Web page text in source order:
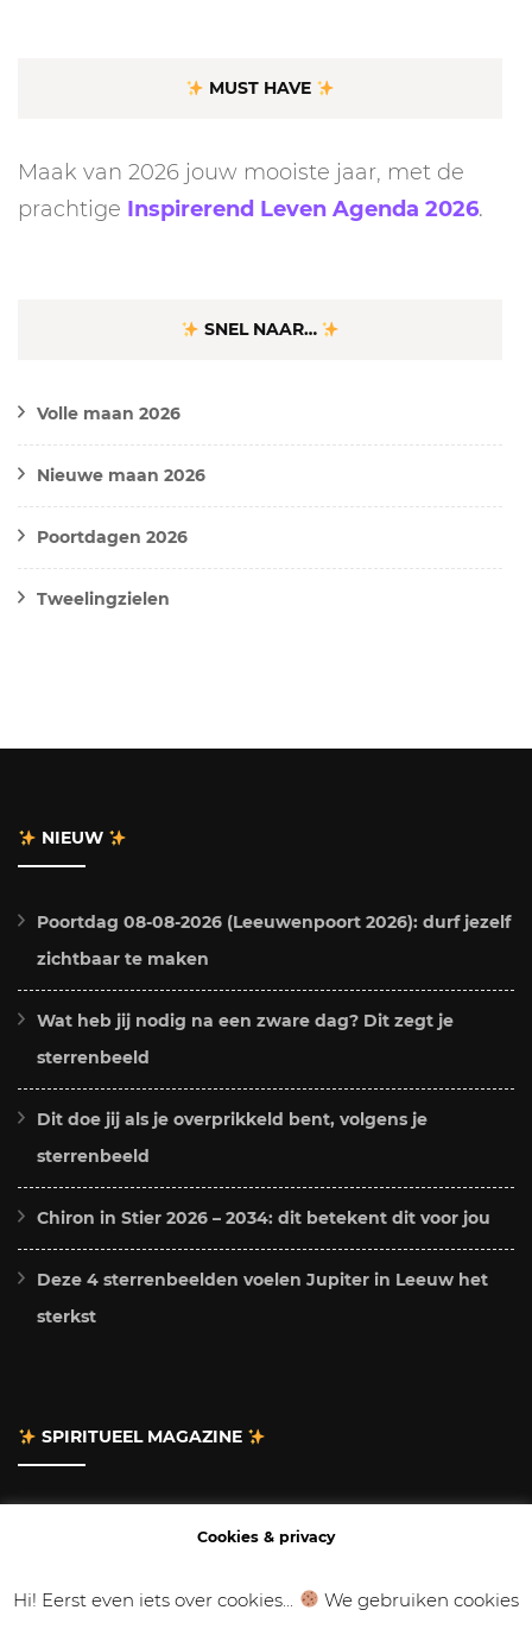
MUST HAVE
Maak van 2026 jouw mooiste jaar, met de
prachtige Inspirerend Leven Agenda 2026.
SNEL NAAR…
Volle maan 2026
Nieuwe maan 2026
Poortdagen 2026
Tweelingzielen
NIEUW
Poortdag 08-08-2026 (Leeuwenpoort 2026): durf jezelf
zichtbaar te maken
Wat heb jij nodig na een zware dag? Dit zegt je
sterrenbeeld
Dit doe jij als je overprikkeld bent, volgens je
sterrenbeeld
Chiron in Stier 2026 – 2034: dit betekent dit voor jou
Deze 4 sterrenbeelden voelen Jupiter in Leeuw het
sterkst
SPIRITUEEL MAGAZINE
Cookies & privacy
Hi! Eerst even iets over cookies...
We gebruiken cookies